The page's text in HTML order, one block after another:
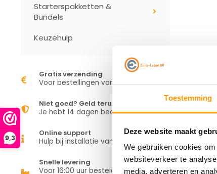
Toestemming
Deze website maakt
We gebruiken cookies
websiteverkeer te
media, adverteren en
9,3
Starterspakketten &
Bundels
Keuzehulp
Gratis verzending
Voor bestellingen vanaf €50,00
Niet goed? Geld terug
Je hebt 14 dagen bedenktijd
Online support
Hulp bij installatie van je apparaat
Snelle levering
Voor 16:00 uur besteld is vandaag